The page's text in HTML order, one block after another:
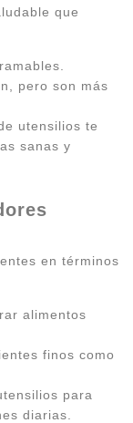
que
pero son más
utensilios te
sanas y
en términos
alimentos
finos como
para
diarias.